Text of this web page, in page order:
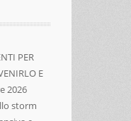
PER
E
2026
storm